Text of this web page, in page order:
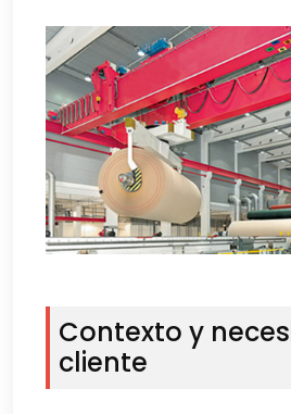
Contexto y
cliente